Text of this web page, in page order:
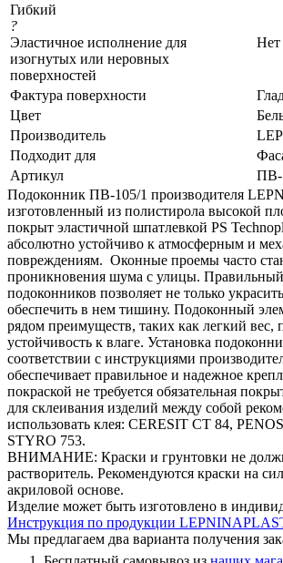
Гибкий
?
Эластичное исполнение для
изогнутых или неровных
поверхностей
Нет
Фактура поверхности
Цвет
Производитель
Подходит для
Артикул
ПВ-
Подоконник ПВ-105/1 производителя
изготовленный из полистирола высокой
покрыт эластичной шпатлевкой PS
абсолютно устойчиво к атмосферным и
повреждениям. Оконные проемы часто
проникновения шума с улицы.
подоконников позволяет не только
обеспечить в нем тишину. Подоконный
рядом преимуществ, таких как легкий вес,
устойчивость к влаге. Установка
соответствии с инструкциями
обеспечивает правильное и надежное
покраской не требуется обязательная
для склеивания изделий между собой
использовать клея: CERESIT CT 84,
STYRO 753.
ВНИМАНИЕ: Краски и грунтовки не
растворитель. Рекомендуются краски на
акриловой основе.
Изделие может быть изготовлено в
Инструкция по продукции
Мы предлагаем два варианта получения